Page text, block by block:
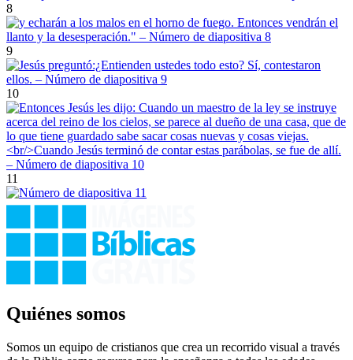
8
9
10
11
Quiénes somos
Somos un equipo de cristianos que crea un recorrido visual a través